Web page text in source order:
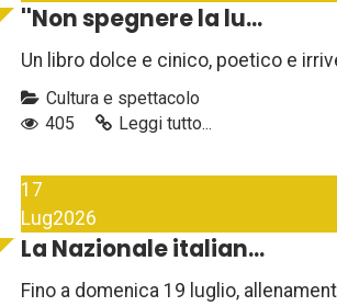
''Non spegnere la lu...
Un libro dolce e cinico, poetico e
Cultura e spettacolo
405
Leggi tutto...
17
Lug2026
La Nazionale italian...
Fino a domenica 19 luglio,